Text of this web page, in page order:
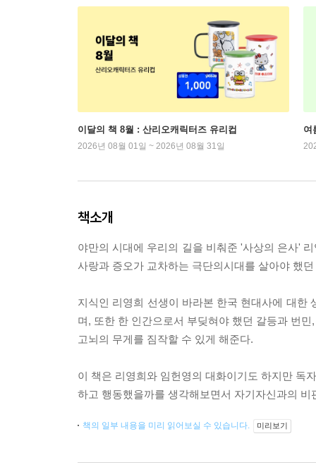
이달의 책 8월 : 산리오캐릭터즈 유리컵
2026년 08월 01일 ~ 2026년 08월 31일
여
책소개
야만의 시대에 우리의 길을 비춰준 '사상의 은사'
사랑과 증오가 교차하는 극단의시대를 살아야 했
지식인 리영희 선생이 바라본 한국 현대사에 대한
며, 또한 한 인간으로서 부딪혀야 했던 갈등과 번
고뇌의 무게를 짐작할 수 있게 해준다.
이 책은 리영희와 임헌영의 대화이기도 하지만 독
하고 행동했을까를 생각해보면서 자기자신과의
책의 일부 내용을 미리 읽어보실 수 있습니다. 미리보기